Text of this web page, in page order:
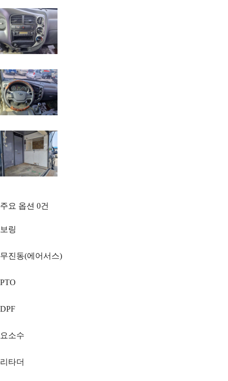
주요 옵션 0건
보링
무진동(에어서스)
PTO
DPF
요소수
리타더